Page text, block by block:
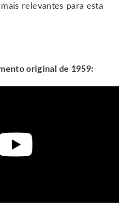
relevantes para esta
original de 1959: